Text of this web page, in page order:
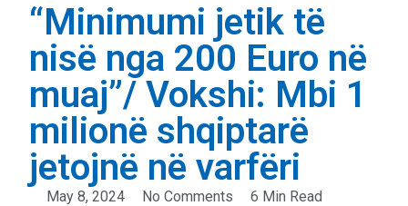
“Minimumi jetik të
nisë nga 200 Euro në
muaj”/ Vokshi: Mbi 1
milionë shqiptarë
jetojnë në varfëri
May 8, 2024 No Comments
6 Min Read